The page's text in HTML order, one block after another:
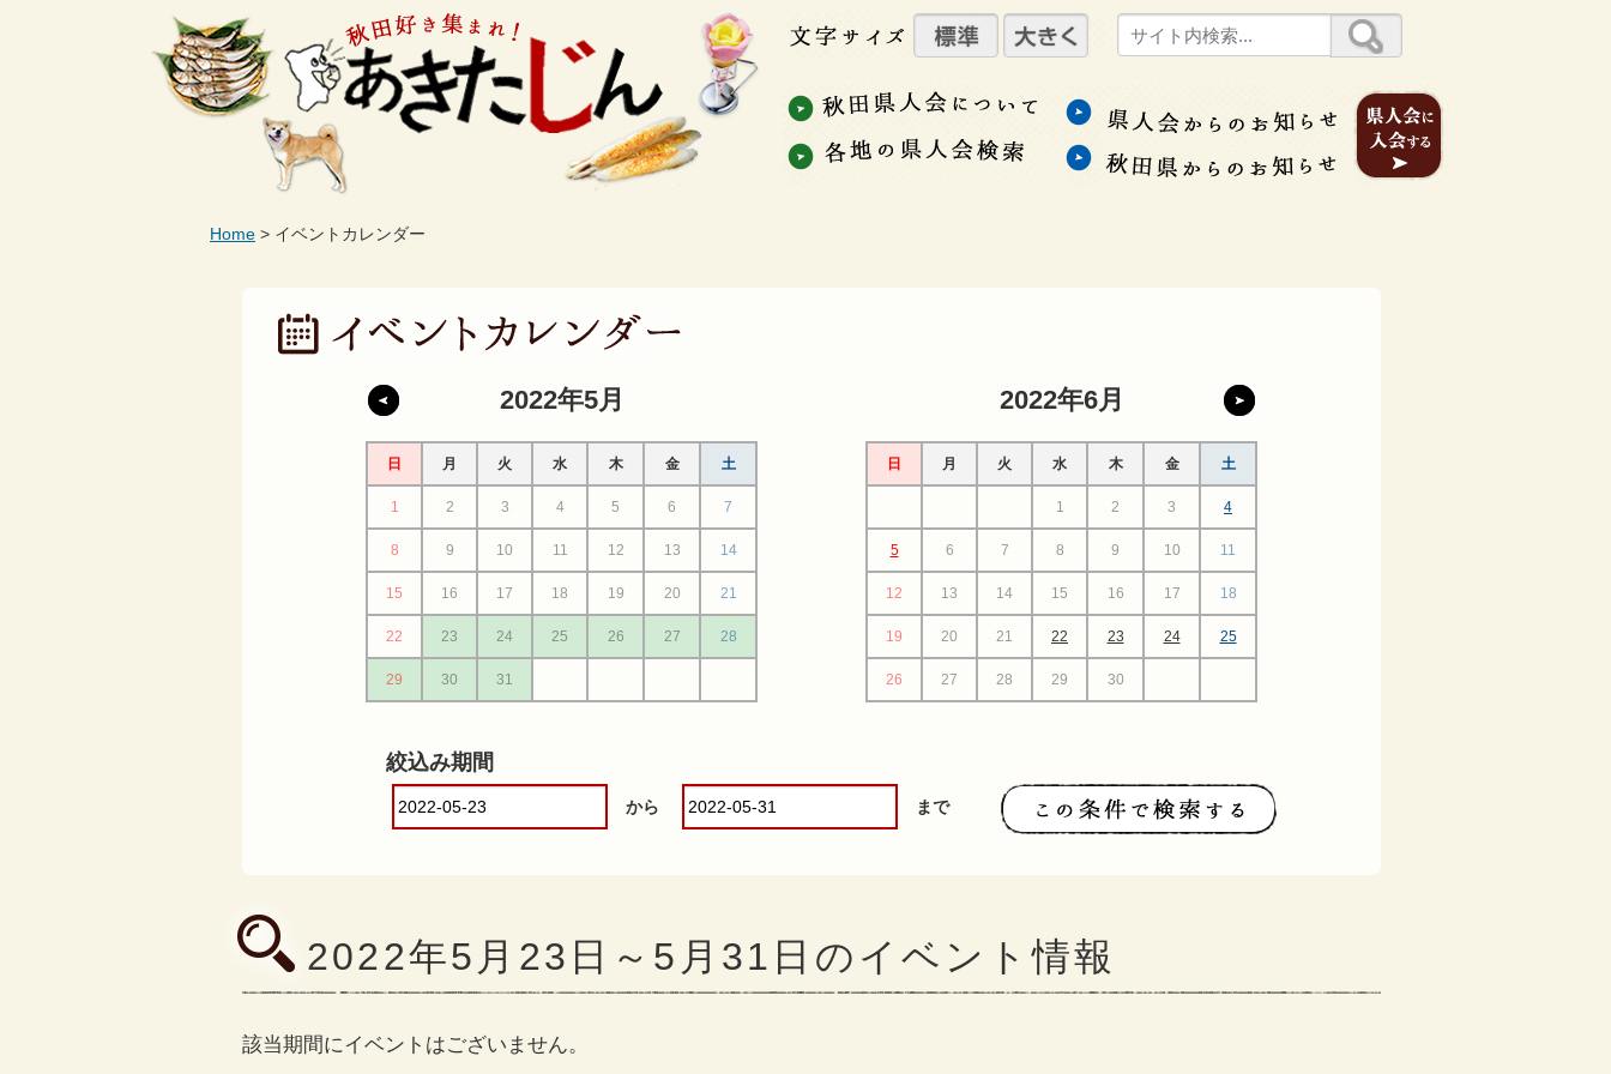
Home イベントカレンダー
2022年5月
日 月 火 水 木 金 土
1 2 3 4 5 6 7
8 9 10 11 12 13 14
15 16 17 18 19 20 21
22 23 24 25 26 27 28
29 30 31
2022年6月
日 月 火 水 木 金 土
1 2 3 4
5 6 7 8 9 10 11
12 13 14 15 16 17 18
19 20 21 22 23 24 25
26 27 28 29 30
絞込み期間
から まで
2022年5月23日～5月31日のイベント情報
該当期間にイベントはございません。